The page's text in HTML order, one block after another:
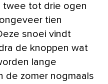
tot drie ogen
tien
snoei vindt
de knoppen wat
lange
de zomer nogmaals